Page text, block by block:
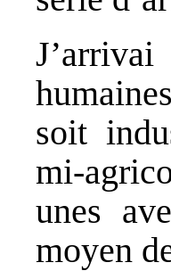
soit
mi-
unes
moyen